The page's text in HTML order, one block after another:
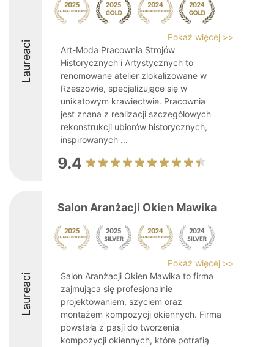
Laureaci
Pokaż więcej >>
Art-Moda Pracownia Strojów
Historycznych i Artystycznych to
renomowane atelier zlokalizowane w
Rzeszowie, specjalizujące się w
unikatowym krawiectwie. Pracownia
jest znana z realizacji szczegółowych
rekonstrukcji ubiorów historycznych,
inspirowanych ...
9.4
Laureaci
Salon Aranżacji Okien Mawika
Pokaż więcej >>
Salon Aranżacji Okien Mawika to firma
zajmująca się profesjonalnie
projektowaniem, szyciem oraz
montażem kompozycji okiennych. Firma
powstała z pasji do tworzenia
kompozycji okiennych, które potrafią